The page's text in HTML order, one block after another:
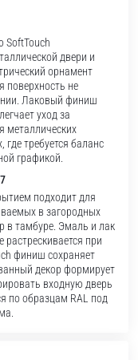
SoftTouch
двери и
орнамент
поверхность не
Лаковый финиш
уход за
металлических
требуется баланс
графикой.
подходит для
в загородных
в тамбуре. Эмаль и лак
при
финиш сохраняет
декор формирует
входную дверь
по образцам RAL под